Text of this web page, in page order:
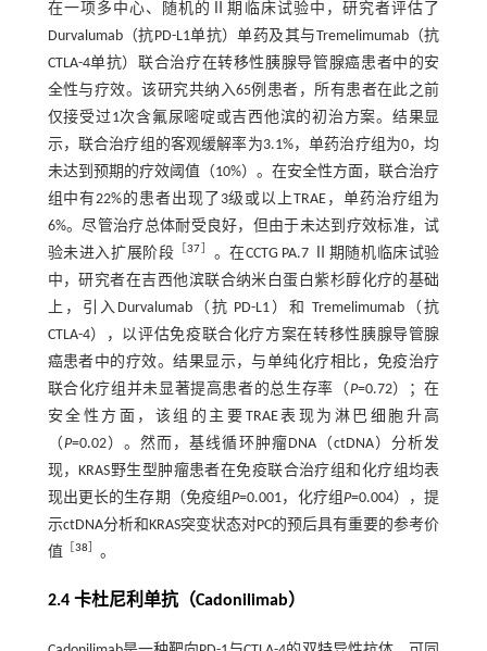
在一项多中心、随机的Ⅱ期临床试验中，研究者评估了
Durvalumab（抗PD-L1单抗）单药及其与Tremelimumab（抗
CTLA-4单抗）联合治疗在转移性胰腺导管腺癌患者中的安
全性与疗效。该研究共纳入65例患者，所有患者在此之前
仅接受过1次含氟尿嘧啶或吉西他滨的初治方案。结果显
示，联合治疗组的客观缓解率为3.1%，单药治疗组为0，均
未达到预期的疗效阈值（10%）。在安全性方面，联合治疗
组中有22%的患者出现了3级或以上TRAE，单药治疗组为
6%。尽管治疗总体耐受良好，但由于未达到疗效标准，试
验未进入扩展阶段 ［37
。在CCTG PA.7 Ⅱ期随机临床试验
中，研究者在吉西他滨联合纳米白蛋白紫杉醇化疗的基础
上，引入Durvalumab（抗 PD-L1）和 Tremelimumab（抗
CTLA-4），以评估免疫联合化疗方案在转移性胰腺导管腺
癌患者中的疗效。结果显示，与单纯化疗相比，免疫治疗
联合化疗组并未显著提高患者的总生存率（P=0.72）；在
安全性方面，该组的主要TRAE表现为淋巴细胞升高
（P=0.02）。然而，基线循环肿瘤DNA（ctDNA）分析发
现，KRAS野生型肿瘤患者在免疫联合治疗组和化疗组均表
现出更长的生存期（免疫组P=0.001，化疗组P=0.004），提
示ctDNA分析和KRAS突变状态对PC的预后具有重要的参考价
值
38 。
2.4 卡杜尼利单抗（Cadonilimab）